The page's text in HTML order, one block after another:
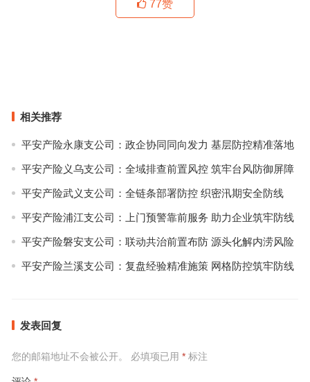
77赞
相关推荐
平安产险永康支公司：政企协同同向发力 基层防控精准落地
平安产险义乌支公司：全域排查前置风控 筑牢台风防御屏障
平安产险武义支公司：全链条部署防控 织密汛期安全防线
平安产险浦江支公司：上门预警靠前服务 助力企业筑牢防线
平安产险磐安支公司：联动共治前置布防 源头化解内涝风险
平安产险兰溪支公司：复盘经验精准施策 网格防控筑牢防线
发表回复
您的邮箱地址不会被公开。 必填项已用 *标注